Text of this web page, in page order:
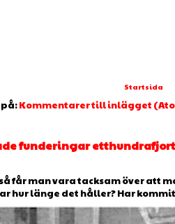
Startsida
Kommentarer till inlägget
funderingar
får man vara tacksam över att
hur länge det håller? Har